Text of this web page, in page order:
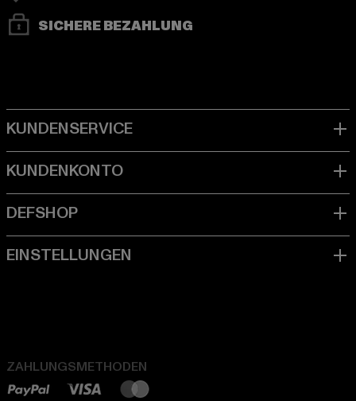
SICHERE BEZAHLUNG
ZAHLUNGSMETHODEN